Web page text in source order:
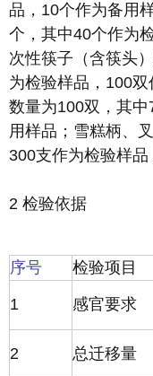
品，10个作为备用
个，其中40个作为
次性筷子（含筷头
为检验样品，100
数量为100双，其
用样品；雪糕柄、
300支作为检验样品
2 检验依据
序号 检验项目
1 感官要求
2 总迁移量